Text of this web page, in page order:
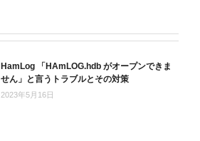
HamLog 「HAmLOG.hdb がオープンできま
せん」と言うトラブルとその対策
2023年5月16日